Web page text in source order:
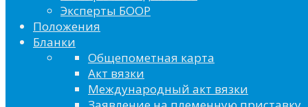
Эксперты БООР
Положения
Бланки
Общепометная карта
Акт вязки
Международный акт вязки